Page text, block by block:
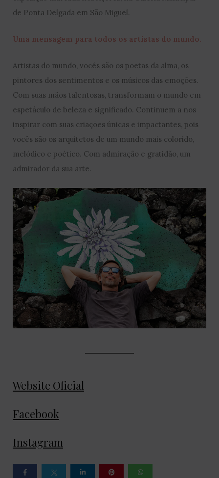
de Ponta Delgada em São Miguel.
Uma mensagem para todos os artistas do mundo.
Artistas do mundo, vocês são os poetas da alma, os
pintores dos sentimentos e os músicos das emoções.
Com suas mãos talentosas, transformam o mundo em
espetáculo de beleza e significado. Continuem a nos
inspirar com suas criações únicas e impactantes, pois
vocês são os arquitetos de um mundo mais colorido,
melódico e poético. Com admiração e gratidão, um
admirador da sua arte.
Website Oficial
Facebook
Instagram